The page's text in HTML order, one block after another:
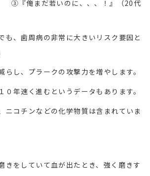
③『俺まだ若いのに、、、！』（20代
も、歯周病の非常に大きいリスク要因と
らし、プラークの攻撃力を増やします。
０年速く進むというデータもあります。
ニコチンなどの化学物質は含まれていま
きをしていて血が出たとき、強く磨きす